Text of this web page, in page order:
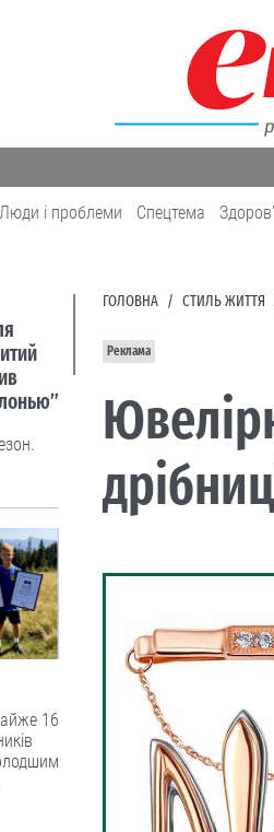
Люди і проблеми Спецтема
ГОЛОВНА CТИЛЬ ЖИТТЯ
Реклама
16